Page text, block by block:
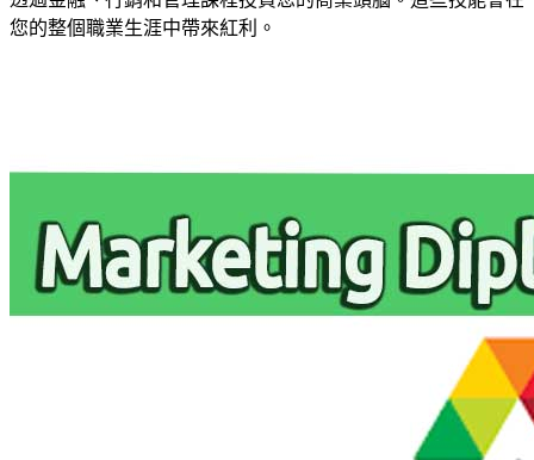
您的整個職業生涯中帶來紅利。